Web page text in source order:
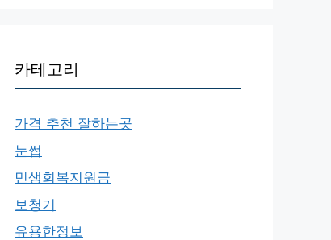
카테고리
가격 추천 잘하는곳
눈썹
민생회복지원금
보청기
유용한정보